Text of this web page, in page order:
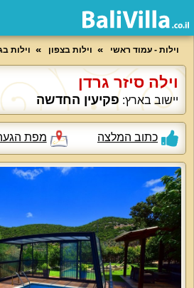
וילות - עמוד ראשי וילות בצפון וילות
וילה סיזר גרדן
יישוב בארץ: פקיעין החדשה
כתוב המלצה מפת